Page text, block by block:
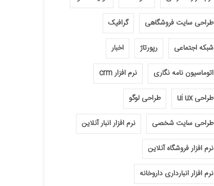
طراحی سایت فروشگاهی گرافیک
شبکه اجتماعی رپورتاژ اخبار
اتوماسیون نامه نگاری نرم افزار crm
طراحی ui ux طراحی لوگو
طراحی سایت شخصی نرم افزار انبار آنلاین
نرم افزار فروشگاه آنلاین
نرم افزار انبارداری داروخانه